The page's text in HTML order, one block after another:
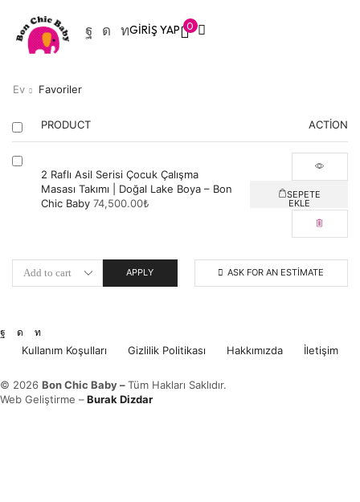
GIRIŞ YAP 0
Ev Favoriler
PRODUCT ACTION
2 Raflı Asil Serisi Çocuk Çalışma
Masası Takımı | Doğal Lake Boya – Bon
Chic Baby74,500.00₺
SEPETE
EKLE
APPLY ASK FOR AN ESTIMATE
Kullanım Koşulları Gizlilik Politikası Hakkımızda İletişim
© 2026 Bon Chic Baby –Tüm Hakları Saklıdır.
Web Geliştirme –Burak Dizdar